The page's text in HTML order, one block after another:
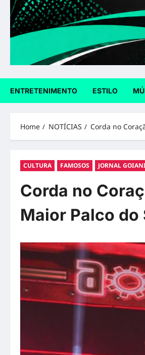
ENTRETENIMENTO ESTILO
Home NOTÍCIAS Corda no
CULTURA FAMOSOS JORNAL
Corda no
Maior Palco do